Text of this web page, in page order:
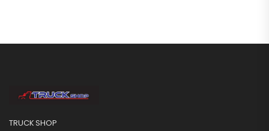
TRUCK SHOP